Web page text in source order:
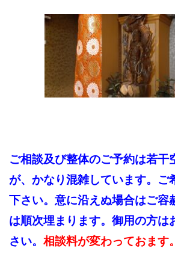
ご相談及び整体のご予約は若干
が、かなり混雑しています。ご
下さい。 意に沿えぬ場合はご容
は順次埋まります。 御用の方は
さい。 相談料が変わっておます